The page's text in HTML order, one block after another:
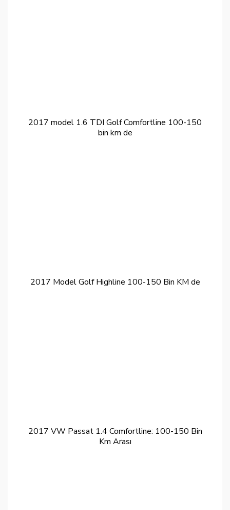
2017 model 1.6 TDI Golf Comfortline 100-150
bin km de
2017 Model Golf Highline 100-150 Bin KM de
2017 VW Passat 1.4 Comfortline: 100-150 Bin
Km Arası